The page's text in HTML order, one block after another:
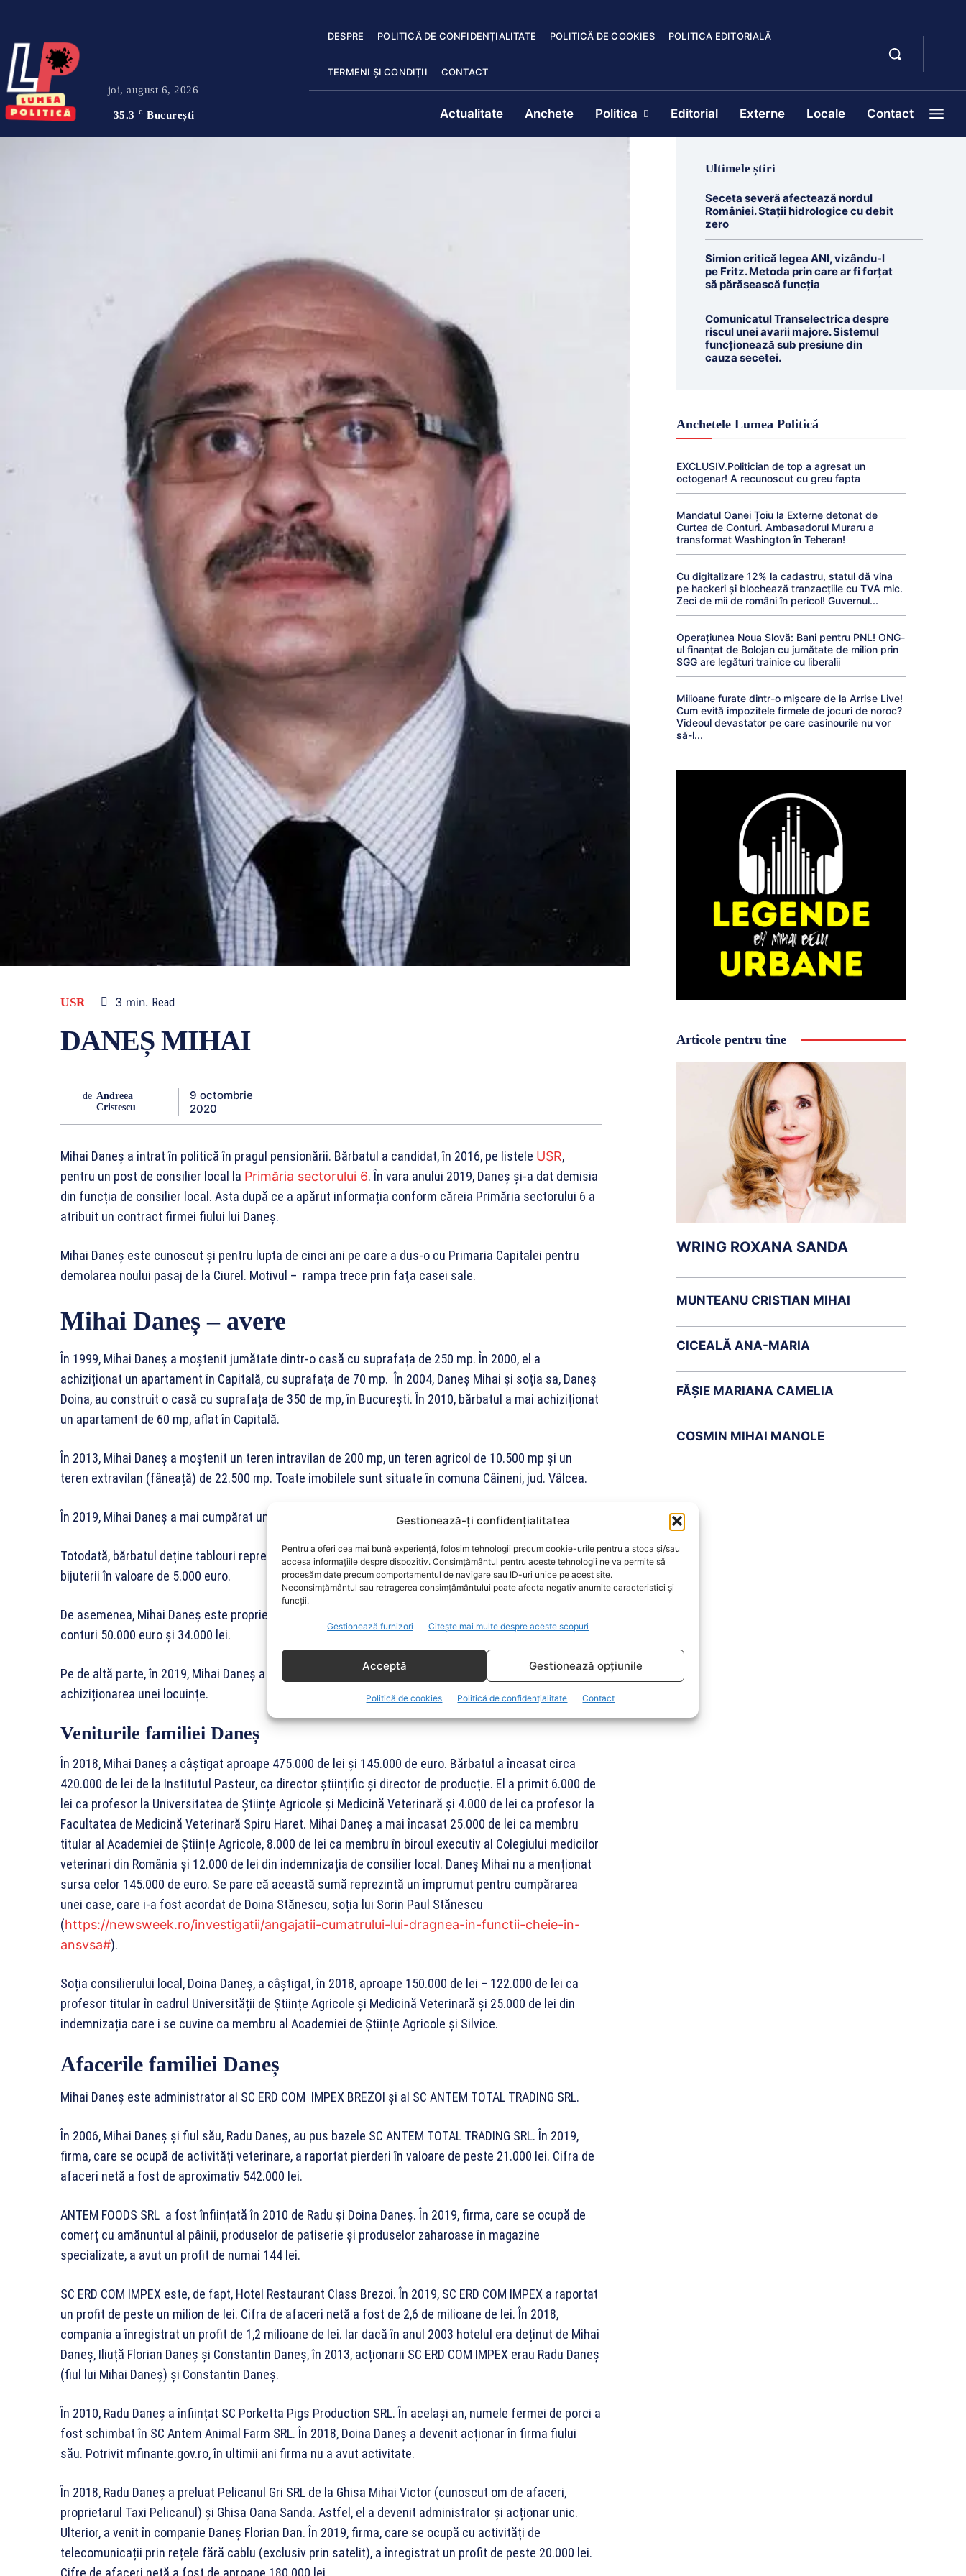
Gestionează-ți confidențialitatea
Pentru a oferi cea mai bună experiență, folosim tehnologii precum cookie-urile pentru a stoca și/sau
accesa informațiile despre dispozitiv. Consimțământul pentru aceste tehnologii ne va permite să
procesăm date precum comportamentul de navigare sau ID-uri unice pe acest site.
Neconsimțământul sau retragerea consimțământului poate afecta negativ anumite caracteristici și
funcții.
Gestionează furnizori Citește mai multe despre aceste scopuri
Acceptă Gestionează opțiunile
Politică de cookies Politică de confidențialitate Contact
joi, august 6, 2026
35.3 C București
DESPRE POLITICĂ DE CONFIDENȚIALITATE POLITICĂ DE COOKIES POLITICA EDITORIALĂ
TERMENI ȘI CONDIȚII CONTACT
Actualitate Anchete Politica Editorial Externe Locale Contact
USR 3 min. Read
DANEȘ MIHAI
de Andreea
Cristescu
9 octombrie
2020
Mihai Daneș a intrat în politică în pragul pensionării. Bărbatul a candidat, în 2016, pe listele USR,
pentru un post de consilier local la Primăria sectorului 6. În vara anului 2019, Daneș și-a dat demisia
din funcția de consilier local. Asta după ce a apărut informația conform căreia Primăria sectorului 6 a
atribuit un contract firmei fiului lui Daneș.
Mihai Daneş este cunoscut și pentru lupta de cinci ani pe care a dus-o cu Primaria Capitalei pentru
demolarea noului pasaj de la Ciurel. Motivul – rampa trece prin faţa casei sale.
Mihai Daneș – avere
În 1999, Mihai Daneș a moștenit jumătate dintr-o casă cu suprafața de 250 mp. În 2000, el a
achiziționat un apartament în Capitală, cu suprafața de 70 mp. În 2004, Daneș Mihai și soția sa, Daneș
Doina, au construit o casă cu suprafața de 350 de mp, în București. În 2010, bărbatul a mai achiziționat
un apartament de 60 mp, aflat în Capitală.
În 2013, Mihai Daneș a moștenit un teren intravilan de 200 mp, un teren agricol de 10.500 mp și un
teren extravilan (fâneață) de 22.500 mp. Toate imobilele sunt situate în comuna Câineni, jud. Vâlcea.
În 2019, Mihai Daneș a mai cumpărat un apartament de 160 mp situat în București.
Totodată, bărbatul deține tablouri reprezentând artă contemporană în valoare de 10.000 euro și
bijuterii în valoare de 5.000 euro.
De asemenea, Mihai Daneș este proprietarul unui autoturism BMW, fabricat în 2010. În plus, el are în
conturi 50.000 euro și 34.000 lei.
Pe de altă parte, în 2019, Mihai Daneș a făcut un împrumut în valoare de 225.000 de lei pentru
achiziționarea unei locuințe.
Veniturile familiei Daneș
În 2018, Mihai Daneș a câștigat aproape 475.000 de lei și 145.000 de euro. Bărbatul a încasat circa
420.000 de lei de la Institutul Pasteur, ca director științific și director de producție. El a primit 6.000 de
lei ca profesor la Universitatea de Științe Agricole și Medicină Veterinară și 4.000 de lei ca profesor la
Facultatea de Medicină Veterinară Spiru Haret. Mihai Daneș a mai încasat 25.000 de lei ca membru
titular al Academiei de Științe Agricole, 8.000 de lei ca membru în biroul executiv al Colegiului medicilor
veterinari din România și 12.000 de lei din indemnizația de consilier local. Daneș Mihai nu a menționat
sursa celor 145.000 de euro. Se pare că această sumă reprezintă un împrumut pentru cumpărarea
unei case, care i-a fost acordat de Doina Stănescu, soția lui Sorin Paul Stănescu
(https://newsweek.ro/investigatii/angajatii-cumatrului-lui-dragnea-in-functii-cheie-in-
ansvsa#).
Soția consilierului local, Doina Daneș, a câștigat, în 2018, aproape 150.000 de lei – 122.000 de lei ca
profesor titular în cadrul Universității de Științe Agricole și Medicină Veterinară și 25.000 de lei din
indemnizația care i se cuvine ca membru al Academiei de Științe Agricole și Silvice.
Afacerile familiei Daneș
Mihai Daneș este administrator al SC ERD COM IMPEX BREZOI și al SC ANTEM TOTAL TRADING SRL.
În 2006, Mihai Daneș și fiul său, Radu Daneș, au pus bazele SC ANTEM TOTAL TRADING SRL. În 2019,
firma, care se ocupă de activități veterinare, a raportat pierderi în valoare de peste 21.000 lei. Cifra de
afaceri netă a fost de aproximativ 542.000 lei.
ANTEM FOODS SRL a fost înființată în 2010 de Radu și Doina Daneș. În 2019, firma, care se ocupă de
comerț cu amănuntul al pâinii, produselor de patiserie și produselor zaharoase în magazine
specializate, a avut un profit de numai 144 lei.
SC ERD COM IMPEX este, de fapt, Hotel Restaurant Class Brezoi. În 2019, SC ERD COM IMPEX a raportat
un profit de peste un milion de lei. Cifra de afaceri netă a fost de 2,6 de milioane de lei. În 2018,
compania a înregistrat un profit de 1,2 milioane de lei. Iar dacă în anul 2003 hotelul era deținut de Mihai
Daneș, Iliuță Florian Daneș și Constantin Daneș, în 2013, acționarii SC ERD COM IMPEX erau Radu Daneș
(fiul lui Mihai Daneș) și Constantin Daneș.
În 2010, Radu Daneș a înființat SC Porketta Pigs Production SRL. În același an, numele fermei de porci a
fost schimbat în SC Antem Animal Farm SRL. În 2018, Doina Daneș a devenit acționar în firma fiului
său. Potrivit mfinante.gov.ro, în ultimii ani firma nu a avut activitate.
În 2018, Radu Daneș a preluat Pelicanul Gri SRL de la Ghisa Mihai Victor (cunoscut om de afaceri,
proprietarul Taxi Pelicanul) și Ghisa Oana Sanda. Astfel, el a devenit administrator și acționar unic.
Ulterior, a venit în companie Daneș Florian Dan. În 2019, firma, care se ocupă cu activități de
telecomunicații prin rețele fără cablu (exclusiv prin satelit), a înregistrat un profit de peste 20.000 lei.
Cifre de afaceri netă a fost de aproape 180.000 lei.
Ultimele știri
Seceta severă afectează nordul
României. Stații hidrologice cu debit
zero
Simion critică legea ANI, vizându-l
pe Fritz. Metoda prin care ar fi forțat
să părăsească funcția
Comunicatul Transelectrica despre
riscul unei avarii majore. Sistemul
funcționează sub presiune din
cauza secetei.
Anchetele Lumea Politică
EXCLUSIV.Politician de top a agresat un
octogenar! A recunoscut cu greu fapta
Mandatul Oanei Țoiu la Externe detonat de
Curtea de Conturi. Ambasadorul Muraru a
transformat Washington în Teheran!
Cu digitalizare 12% la cadastru, statul dă vina
pe hackeri și blochează tranzacțiile cu TVA mic.
Zeci de mii de români în pericol! Guvernul...
Operațiunea Noua Slovă: Bani pentru PNL! ONG-
ul finanțat de Bolojan cu jumătate de milion prin
SGG are legături trainice cu liberalii
Milioane furate dintr-o mișcare de la Arrise Live!
Cum evită impozitele firmele de jocuri de noroc?
Videoul devastator pe care casinourile nu vor
să-l...
Articole pentru tine
WRING ROXANA SANDA
MUNTEANU CRISTIAN MIHAI
CICEALĂ ANA-MARIA
FĂȘIE MARIANA CAMELIA
COSMIN MIHAI MANOLE